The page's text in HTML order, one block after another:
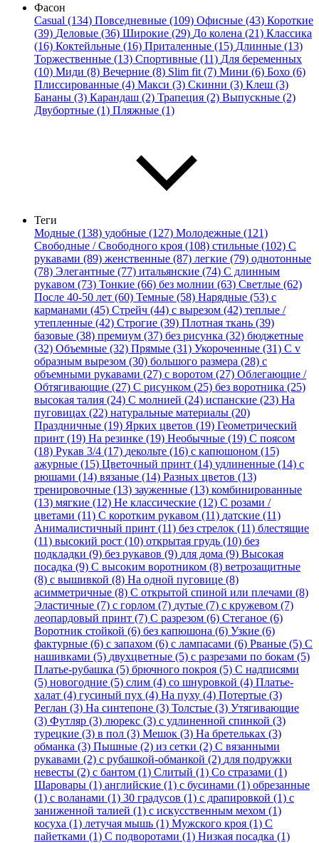
Фасон
Casual (134) Повседневные (109) Офисные (43) Короткие
(39) Деловые (36) Широкие (29) До колена (21) Классика
(16) Коктейльные (16) Приталенные (15) Длинные (13)
Торжественные (13) Спортивные (11) Для беременных
(10) Миди (8) Вечерние (8) Slim fit (7) Мини (6) Бохо (6)
Плиссированные (4) Макси (3) Скинни (3) Клеш (3)
Бананы (3) Карандаш (2) Трапеция (2) Выпускные (2)
Двубортные (1) Пляжные (1)
Теги
Модные (138) удобные (127) Молодежные (121)
Свободные / Свободного кроя (108) стильные (102) С
рукавами (89) женственные (87) легкие (79) однотонные
(78) Элегантные (77) итальянские (74) С длинным
рукавом (73) Тонкие (66) без молнии (63) Светлые (62)
После 40-50 лет (60) Темные (58) Нарядные (53) с
карманами (45) Стрейч (44) с вырезом (42) теплые /
утепленные (42) Строгие (39) Плотная ткань (39)
базовые (38) премиум (37) без рисунка (32) бюджетные
(32) Объемные (32) Прямые (31) Укороченные (31) С v
образным вырезом (30) большого размера (28) с
объемными рукавами (27) с воротом (27) Облегающие /
Обтягивающие (27) С рисунком (25) без воротника (25)
высокая талия (24) С молнией (24) испанские (23) На
пуговицах (22) натуральные материалы (20)
Праздничные (19) Ярких цветов (19) Геометрический
принт (19) На резинке (19) Необычные (19) С поясом
(18) Рукав 3/4 (17) декольте (16) с капюшоном (15)
ажурные (15) Цветочный принт (14) удлиненные (14) с
рюшами (14) вязаные (14) Разных цветов (13)
тренировочные (13) зауженные (13) комбинированные
(13) мягкие (12) Не классические (12) С розами /
цветами (11) С коротким рукавом (11) датские (11)
Анималистичный принт (11) без стрелок (11) блестящие
(11) высокий рост (10) открытая грудь (10) без
подкладки (9) без рукавов (9) для дома (9) Высокая
посадка (9) С высоким воротником (8) ветрозащитные
(8) с вышивкой (8) На одной пуговице (8)
асимметричные (8) С открытой спиной или плечами (8)
Эластичные (7) с горлом (7) дутые (7) с кружевом (7)
леопардовый принт (7) С разрезом (6) Стеганое (6)
Воротник стойкой (6) без капюшона (6) Узкие (6)
фактурные (6) с запахом (6) с лампасами (6) Рваные (5) С
нашивками (5) двухцветные (5) с разрезами по бокам (5)
Платье-рубашка (5) брючного покроя (5) С надписями
(5) новогодние (5) слим (4) со шнуровкой (4) Платье-
халат (4) гусиный пух (4) На пуху (4) Потертые (3)
Реглан (3) На синтепоне (3) Толстые (3) Утягивающие
(3) Футляр (3) люрекс (3) с удлиненной спинкой (3)
турецкие (3) в пол (3) Мешок (3) На бретельках (3)
обманка (3) Пышные (2) из сетки (2) С вязанными
рукавами (2) с рубашкой-обманкой (2) для подружки
невесты (2) с бантом (1) Слитый (1) Со стразами (1)
Шаровары (1) английские (1) с бусинами (1) обрезанные
(1) с воланами (1) 30 градусов (1) с драпировкой (1) с
заниженной талией (1) с искусственным мехом (1)
косуха (1) летучая мышь (1) Мужского кроя (1) С
пайетками (1) С подворотами (1) Низкая посадка (1)